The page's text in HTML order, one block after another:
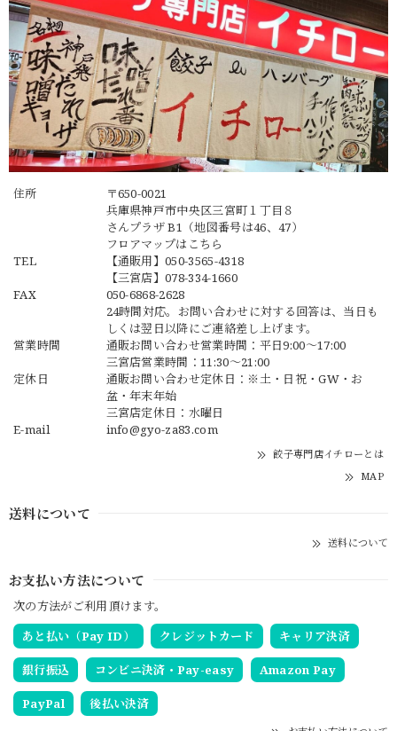
住所
〒650-0021
兵庫県神戸市中央区三宮町１丁目８
さんプラザ B1（地図番号は46、47）
フロアマップは こちら
TEL
【通販用】050-3565-4318
【三宮店】078-334-1660
FAX
050-6868-2628
24時間対応。お問い合わせに対する回答は、当日も
しくは翌日以降にご連絡差し上げます。
営業時間
通販お問い合わせ営業時間：平日9:00〜17:00
三宮店営業時間：11:30～21:00
定休日
通販お問い合わせ定休日：※土・日祝・GW・お
盆・年末年始
三宮店定休日：水曜日
E-mail
info@gyo-za83.com
餃子専門店イチローとは
MAP
送料について
送料について
お支払い方法について
次の方法がご利用頂けます。
あと払い（Pay ID）
クレジットカード キャリア決済
銀行振込 コンビニ決済・Pay-easy Amazon Pay
PayPal 後払い決済